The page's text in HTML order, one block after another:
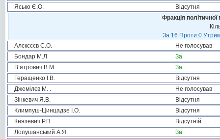
Ясько Є.О.
Відсутня
Фракція
За:16 Проти:0
Алєксєєв С.О.
Не голосував
Бондар М.Л.
За
В’ятрович В.М.
За
Геращенко І.В.
Відсутня
Джемілєв М. .
Не голосував
Зінкевич Я.В.
Відсутня
Климпуш-Цинцадзе І.О.
Відсутня
Князевич Р.П.
Відсутній
Лопушанський А.Я.
За